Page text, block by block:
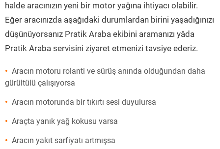
halde aracınızın yeni bir motor yağına ihtiyacı olabilir.
Eğer aracınızda aşağıdaki durumlardan birini yaşadığınızı
düşünüyorsanız Pratik Araba ekibini aramanızı yâda
Pratik Araba servisini ziyaret etmenizi tavsiye ederiz.
Aracın motoru rolanti ve sürüş anında olduğundan daha
gürültülü çalışıyorsa
Aracın motorunda bir tıkırtı sesi duyulursa
Araçta yanık yağ kokusu varsa
Aracın yakıt sarfiyatı artmışsa